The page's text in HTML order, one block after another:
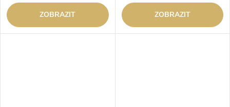
ZOBRAZIT ZOBRAZIT